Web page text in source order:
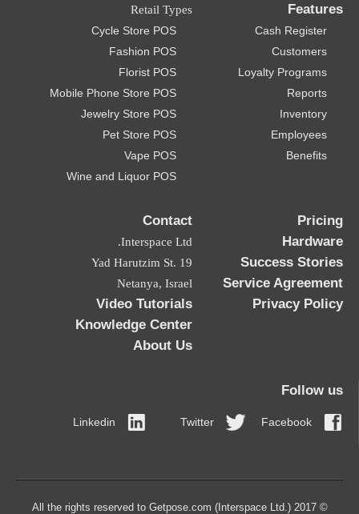
Features
Cash Register
Customers
Loyalty Programs
Reports
Inventory
Employees
Benefits
Retail Types
Cycle Store POS
Fashion POS
Florist POS
Mobile Phone Store POS
Jewelry Store POS
Pet Store POS
Vape POS
Wine and Liquor POS
Pricing
Hardware
Success Stories
Service Agreement
Privacy Policy
Contact
Interspace Ltd.
19 Yad Harutzim St.
Netanya, Israel
Video Tutorials
Knowledge Center
About Us
Follow us
Facebook
Twitter
Linkedin
© 2017 All the rights reserved to Getpose.com (Interspace Ltd.)